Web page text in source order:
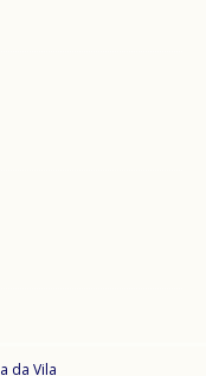
da Vila